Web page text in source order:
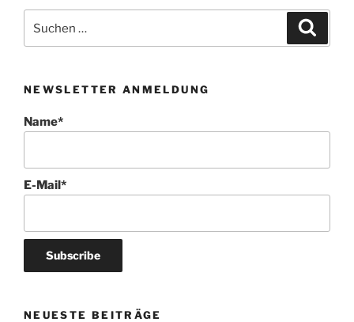
nach:
NEWSLETTER ANMELDUNG
Name*
E-Mail*
NEUESTE BEITRÄGE